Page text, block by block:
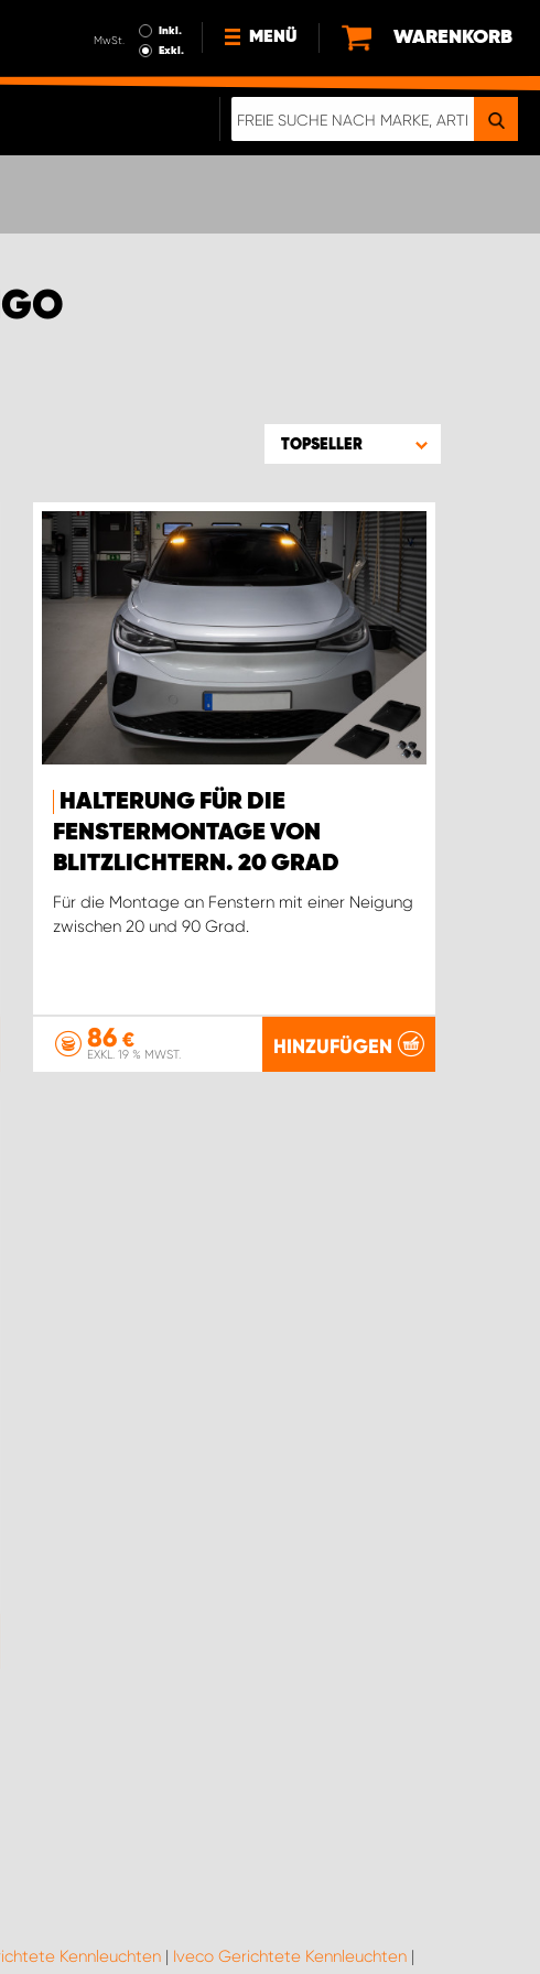
MwSt.
Inkl.
Exkl.
MENÜ
NEWS
WARENKORB
TOPSELLER
HALTERUNG FÜR DIE
FENSTERMONTAGE VON
BLITZLICHTERN. 20 GRAD
Für die Montage an Fenstern mit einer Neigung
zwischen 20 und 90 Grad.
86 €
EXKL. 19 % MWST. HINZUFÜGEN
Kennleuchten| Iveco Gerichtete Kennleuchten|